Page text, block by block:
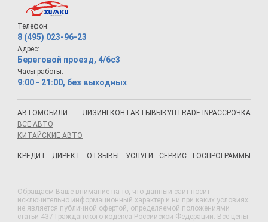
Телефон:
8 (495) 023-96-23
Адрес:
Береговой проезд, 4/6с3
Часы работы:
9:00 - 21:00, без выходных
АВТОМОБИЛИ
ВСЕ АВТО
КИТАЙСКИЕ АВТО
ЛИЗИНГКОНТАКТЫ ВЫКУП TRADE-IN РАССРОЧКА
КРЕДИТ ДИРЕКТ ОТЗЫВЫ УСЛУГИ СЕРВИС ГОСПРОГРАММЫ
Обращаем Ваше внимание на то, что данный сайт носит
исключительно информационный характер и ни при каких условиях
не является публичной офертой, определяемой положениями
статьи 437 Гражданского кодекса Российской Федерации. Все цены